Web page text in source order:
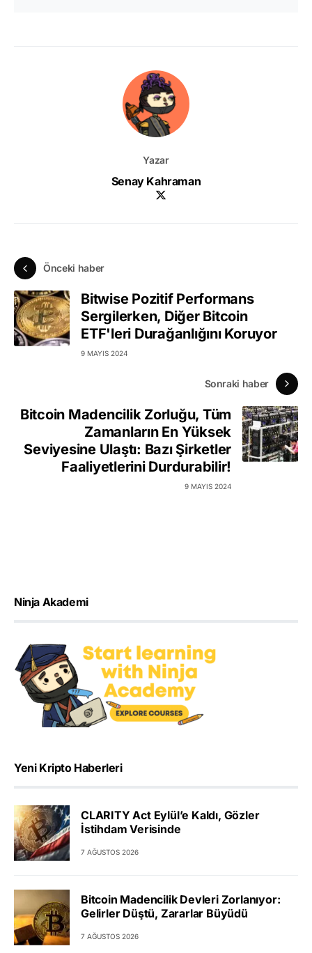
Yazar
Senay Kahraman
Önceki haber
Bitwise Pozitif Performans
Sergilerken, Diğer Bitcoin
ETF'leri Durağanlığını Koruyor
9 MAYIS 2024
Sonraki haber
Bitcoin Madencilik Zorluğu, Tüm
Zamanların En Yüksek
Seviyesine Ulaştı: Bazı Şirketler
Faaliyetlerini Durdurabilir!
9 MAYIS 2024
Ninja Akademi
Yeni Kripto Haberleri
CLARITY Act Eylül’e Kaldı, Gözler
İstihdam Verisinde
7 AĞUSTOS 2026
Bitcoin Madencilik Devleri Zorlanıyor:
Gelirler Düştü, Zararlar Büyüdü
7 AĞUSTOS 2026